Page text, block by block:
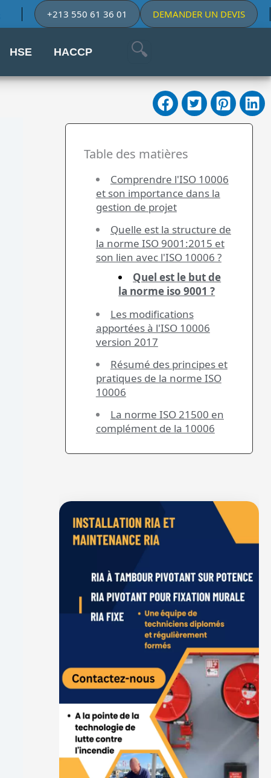
+213 550 61 36 01 DEMANDER UN DEVIS
HSE HACCP
Table des matières
Comprendre l'ISO 10006
et son importance dans la
gestion de projet
Quelle est la structure de
la norme ISO 9001:2015 et
son lien avec l'ISO 10006 ?
Quel est le but de
la norme iso 9001 ?
Les modifications
apportées à l'ISO 10006
version 2017
Résumé des principes et
pratiques de la norme ISO
10006
La norme ISO 21500 en
complément de la 10006